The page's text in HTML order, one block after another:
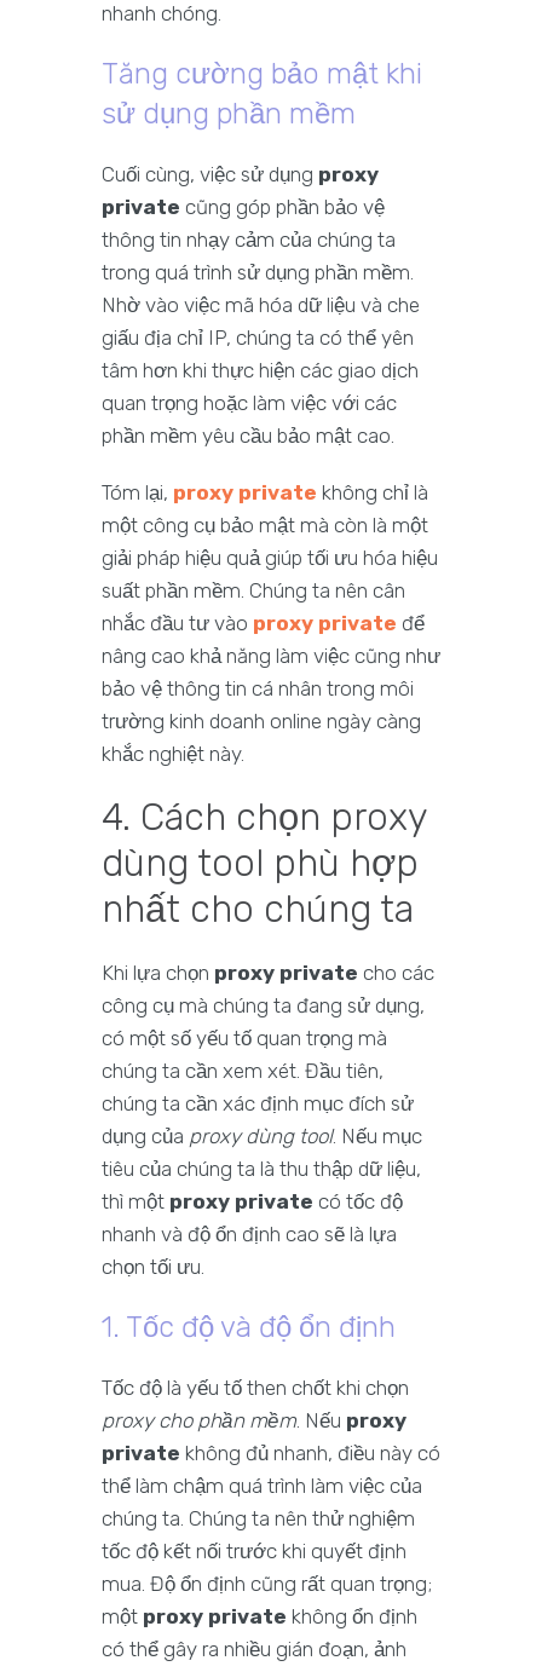
nhanh chóng.
Tăng cường bảo mật khi
sử dụng phần mềm
Cuối cùng, việc sử dụng proxy
private cũng góp phần bảo vệ
thông tin nhạy cảm của chúng ta
trong quá trình sử dụng phần mềm.
Nhờ vào việc mã hóa dữ liệu và che
giấu địa chỉ IP, chúng ta có thể yên
tâm hơn khi thực hiện các giao dịch
quan trọng hoặc làm việc với các
phần mềm yêu cầu bảo mật cao.
Tóm lại, proxy private không chỉ là
một công cụ bảo mật mà còn là một
giải pháp hiệu quả giúp tối ưu hóa hiệu
suất phần mềm. Chúng ta nên cân
nhắc đầu tư vào proxy private để
nâng cao khả năng làm việc cũng như
bảo vệ thông tin cá nhân trong môi
trường kinh doanh online ngày càng
khắc nghiệt này.
4. Cách chọn proxy
dùng tool phù hợp
nhất cho chúng ta
Khi lựa chọn proxy private cho các
công cụ mà chúng ta đang sử dụng,
có một số yếu tố quan trọng mà
chúng ta cần xem xét. Đầu tiên,
chúng ta cần xác định mục đích sử
dụng của proxy dùng tool. Nếu mục
tiêu của chúng ta là thu thập dữ liệu,
thì một proxy private có tốc độ
nhanh và độ ổn định cao sẽ là lựa
chọn tối ưu.
1. Tốc độ và độ ổn định
Tốc độ là yếu tố then chốt khi chọn
proxy cho phần mềm. Nếu proxy
private không đủ nhanh, điều này có
thể làm chậm quá trình làm việc của
chúng ta. Chúng ta nên thử nghiệm
tốc độ kết nối trước khi quyết định
mua. Độ ổn định cũng rất quan trọng;
một proxy private không ổn định
có thể gây ra nhiều gián đoạn, ảnh